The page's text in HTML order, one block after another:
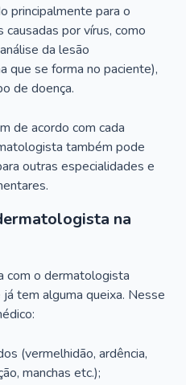
principalmente para o
por vírus, como
da lesão
que se forma no paciente),
de doença.
de acordo com cada
também pode
outras especialidades e
na
com o dermatologista
tem alguma queixa. Nesse
(vermelhidão, ardência,
manchas etc.);